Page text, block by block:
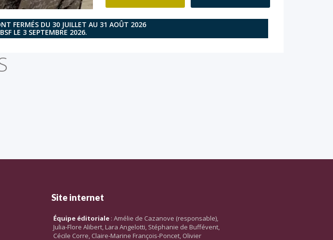
FERMÉS DU 30 JUILLET AU 31 AOÛT 2026
LE 3 SEPTEMBRE 2026.
Site internet
Équipe éditoriale : Amélie de Cazanove (responsable),
Julia-Flore Alibert, Lara Angelotti, Stéphanie de Buffévent,
Cécile Corre, Claire-Marine François-Poncet, Olivier